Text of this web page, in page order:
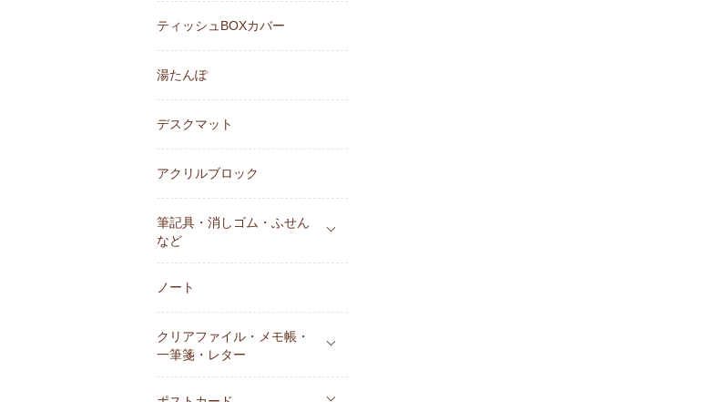
ティッシュBOXカバー
湯たんぽ
デスクマット
アクリルブロック
筆記具・消しゴム・ふせん
など
ノート
クリアファイル・メモ帳・
一筆箋・レター